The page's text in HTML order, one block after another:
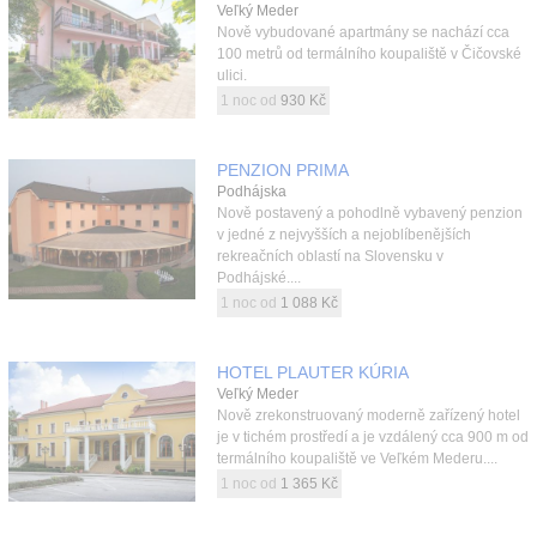
Veľký Meder
Nově vybudované apartmány se nachází cca
100 metrů od termálního koupaliště v Čičovské
ulici.
1 noc od 930 Kč
PENZION PRIMA
Podhájska
Nově postavený a pohodlně vybavený penzion
v jedné z nejvyšších a nejoblíbenějších
rekreačních oblastí na Slovensku v
Podhájské....
1 noc od 1 088 Kč
HOTEL PLAUTER KÚRIA
Veľký Meder
Nově zrekonstruovaný moderně zařízený hotel
je v tichém prostředí a je vzdálený cca 900 m od
termálního koupaliště ve Veľkém Mederu....
1 noc od 1 365 Kč